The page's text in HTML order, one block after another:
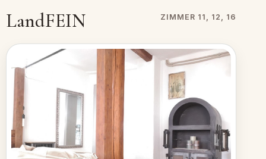
LandFEIN ZIMMER 11, 12, 16